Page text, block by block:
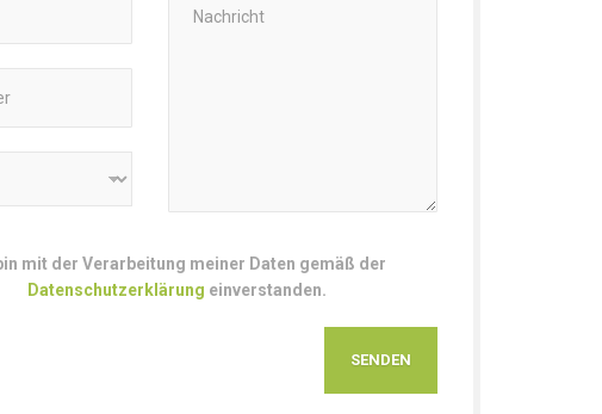
mit der Verarbeitung meiner Daten gemäß der
Datenschutzerklärung einverstanden.